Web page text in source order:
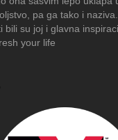
pa ga tako i
bili su joj i glavna
your life